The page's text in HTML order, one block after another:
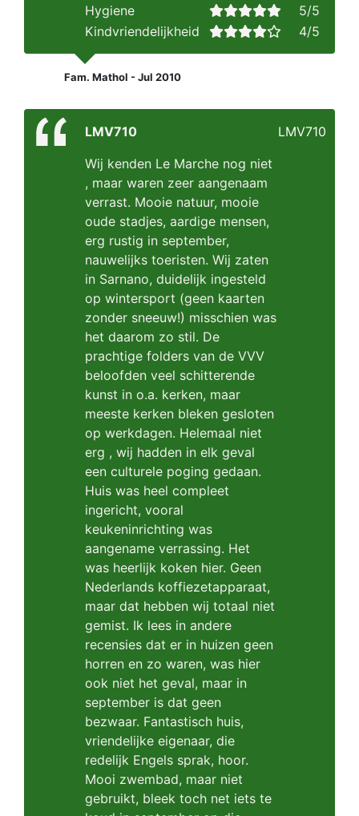
Hygiene
5/5
Kindvriendelijkheid
4/5
Fam. Mathol - Jul 2010
LMV710
Wij kenden Le Marche nog niet
, maar waren zeer aangenaam
verrast. Mooie natuur, mooie
oude stadjes, aardige mensen,
erg rustig in september,
nauwelijks toeristen. Wij zaten
in Sarnano, duidelijk ingesteld
op wintersport (geen kaarten
zonder sneeuw!) misschien was
het daarom zo stil. De
prachtige folders van de VVV
beloofden veel schitterende
kunst in o.a. kerken, maar
meeste kerken bleken gesloten
op werkdagen. Helemaal niet
erg , wij hadden in elk geval
een culturele poging gedaan.
Huis was heel compleet
ingericht, vooral
keukeninrichting was
aangename verrassing. Het
was heerlijk koken hier. Geen
Nederlands koffiezetapparaat,
maar dat hebben wij totaal niet
gemist. Ik lees in andere
recensies dat er in huizen geen
horren en zo waren, was hier
ook niet het geval, maar in
september is dat geen
bezwaar. Fantastisch huis,
vriendelijke eigenaar, die
redelijk Engels sprak, hoor.
Mooi zwembad, maar niet
gebruikt, bleek toch net iets te
LMV710